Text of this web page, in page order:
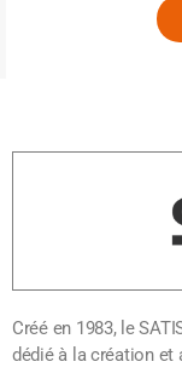
Créé en 1983, le
dédié à la création